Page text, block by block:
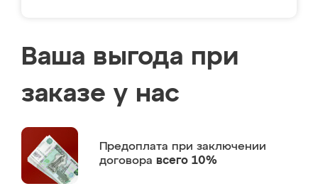
Ваша выгода при
заказе у нас
Предоплата при заключении
договора всего 10%